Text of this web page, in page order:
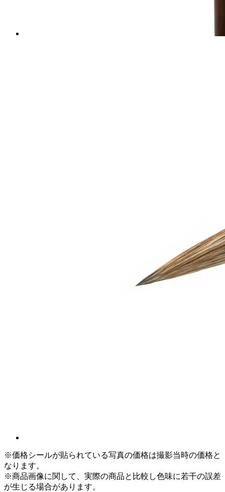
※価格シールが貼られている写真の価格は撮影当時の価格と
なります。
※商品画像に関して、実際の商品と比較し色味に若干の誤差
が生じる場合があります。